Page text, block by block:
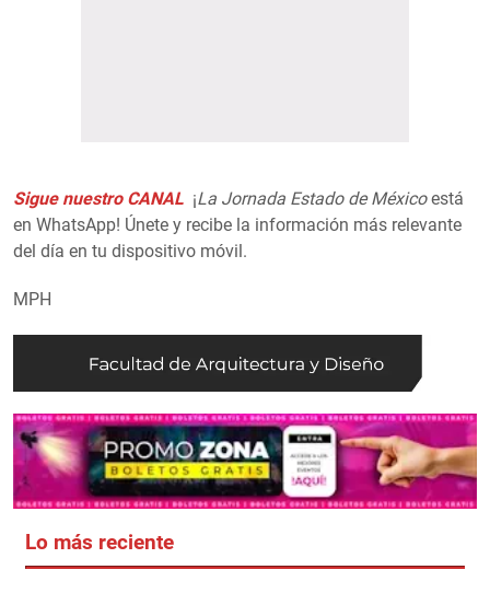
Sigue nuestro CANAL ¡La Jornada Estado de Méxicoestá
en WhatsApp! Únete y recibe la información más relevante
del día en tu dispositivo móvil.
MPH
Lo más reciente